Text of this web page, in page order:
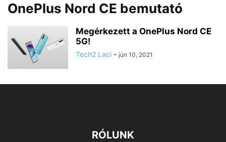
OnePlus Nord CE bemutató
Megérkezett a OnePlus Nord CE
5G!
Tech2 Laci - jún 10, 2021
RÓLUNK